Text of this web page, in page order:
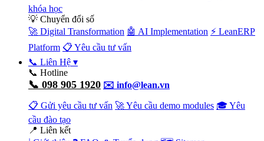
khóa học
💡 Chuyển đổi số
🚀 Digital Transformation 🤖 AI Implementation ⚡ LeanERP
Platform 📋 Yêu cầu tư vấn
📞 Liên Hệ ▾
📞 Hotline
📞 098 905 1920 ✉️ info@lean.vn
📋 Gửi yêu cầu tư vấn 🚀 Yêu cầu demo modules 🎓 Yêu
cầu đào tạo
📍 Liên kết